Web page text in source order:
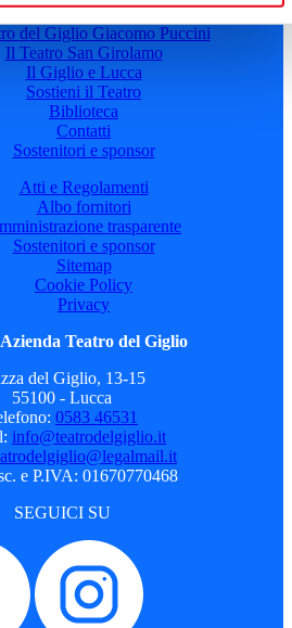
Teatro scuola
del Giglio Giacomo Puccini
Il Teatro San Girolamo
Il Giglio e Lucca
Sostieni il Teatro
Biblioteca
Contatti
Sostenitori e sponsor
Atti e Regolamenti
Albo fornitori
trasparente
Sostenitori e sponsor
Sitemap
Cookie Policy
Privacy
Teatro del Giglio
del Giglio, 13-15
55100 - Lucca
0583 46531
info@teatrodelgiglio.it
e P.IVA: 01670770468
SEGUICI SU